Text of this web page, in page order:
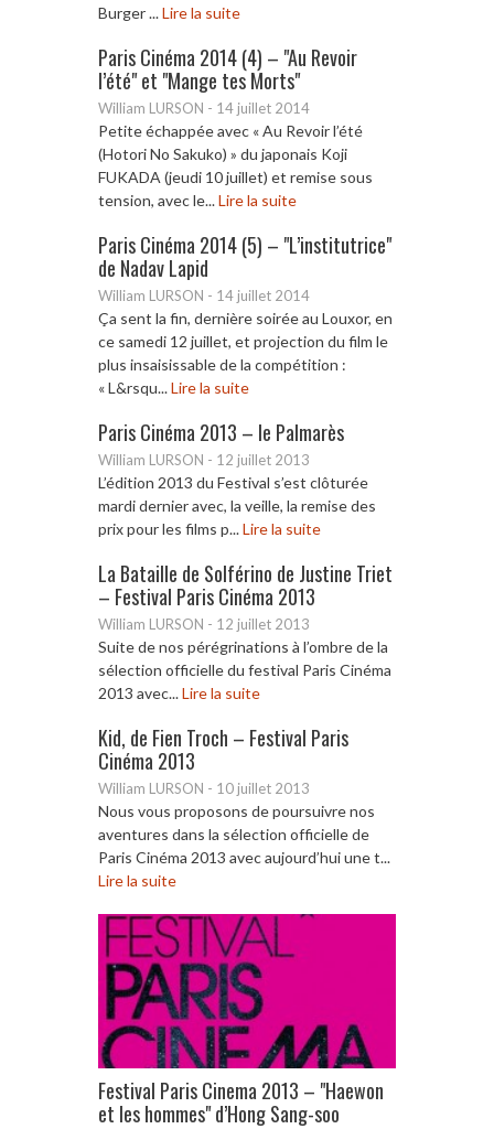
Burger ...Lire la suite
Paris Cinéma 2014 (4) – "Au Revoir
l’été" et "Mange tes Morts"
William LURSON - 14 juillet 2014
Petite échappée avec « Au Revoir l’été
(Hotori No Sakuko) » du japonais Koji
FUKADA (jeudi 10 juillet) et remise sous
tension, avec le...Lire la suite
Paris Cinéma 2014 (5) – "L’institutrice"
de Nadav Lapid
William LURSON - 14 juillet 2014
Ça sent la fin, dernière soirée au Louxor, en
ce samedi 12 juillet, et projection du film le
plus insaisissable de la compétition :
« L&rsqu...Lire la suite
Paris Cinéma 2013 – le Palmarès
William LURSON - 12 juillet 2013
L’édition 2013 du Festival s’est clôturée
mardi dernier avec, la veille, la remise des
prix pour les films p...Lire la suite
La Bataille de Solférino de Justine Triet
– Festival Paris Cinéma 2013
William LURSON - 12 juillet 2013
Suite de nos pérégrinations à l’ombre de la
sélection officielle du festival Paris Cinéma
2013 avec...Lire la suite
Kid, de Fien Troch – Festival Paris
Cinéma 2013
William LURSON - 10 juillet 2013
Nous vous proposons de poursuivre nos
aventures dans la sélection officielle de
Paris Cinéma 2013 avec aujourd’hui une t...
Lire la suite
Festival Paris Cinema 2013 – "Haewon
et les hommes" d’Hong Sang-soo